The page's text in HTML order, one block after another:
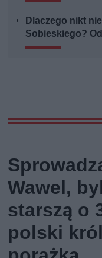
Dlaczego nikt
Sobieskiego?
Wawel,
starszą o
polski